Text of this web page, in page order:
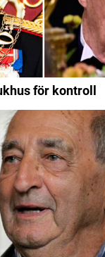
för kontroll